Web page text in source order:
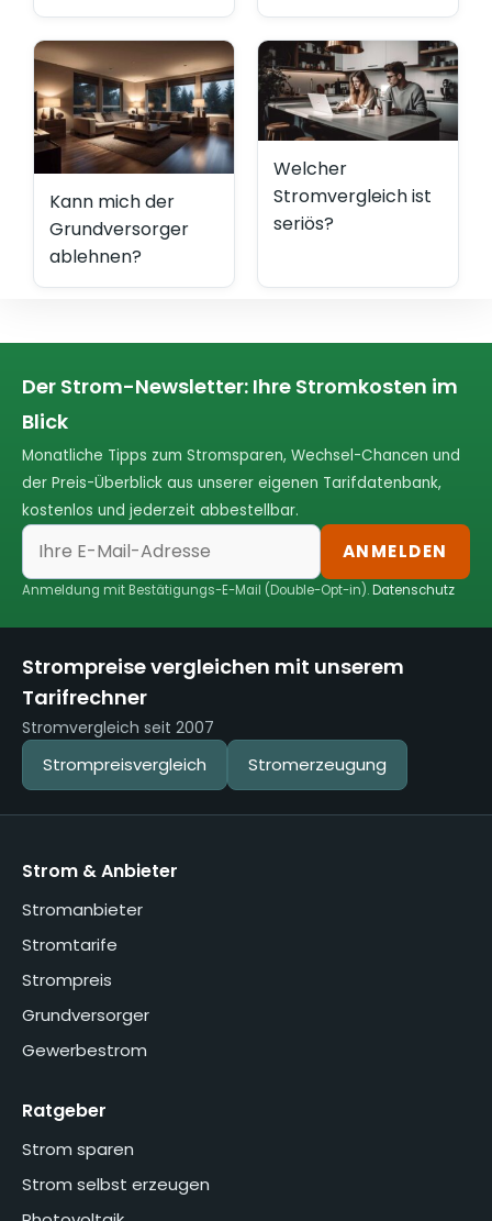
Kann mich der
Grundversorger
ablehnen?
Welcher
Stromvergleich ist
seriös?
Der Strom-Newsletter: Ihre Stromkosten im
Blick
Monatliche Tipps zum Stromsparen, Wechsel-Chancen und
der Preis-Überblick aus unserer eigenen Tarifdatenbank,
kostenlos und jederzeit abbestellbar.
ANMELDEN
Anmeldung mit Bestätigungs-E-Mail (Double-Opt-in).Datenschutz
Strompreise vergleichen mit unserem
Tarifrechner
Stromvergleich seit 2007
Strompreisvergleich Stromerzeugung
Strom & Anbieter
Stromanbieter
Stromtarife
Strompreis
Grundversorger
Gewerbestrom
Ratgeber
Strom sparen
Strom selbst erzeugen